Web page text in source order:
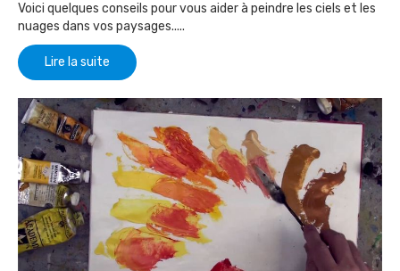
Voici quelques conseils pour vous aider à peindre les ciels et les
nuages dans vos paysages.....
Lire la suite